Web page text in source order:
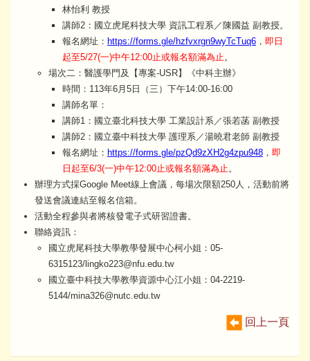
林怡利 教授
講師2：國立虎尾科技大學 資訊工程系／陳國益 副教授。
報名網址： https://forms.gle/hzfvxrgn9wyTcTuq6 ， 即日
起至5/27(一)中午12:00止或報名額滿為止。
場次二：醫護學門及【專案-USR】《中科主辦》
時間：113年6月5日（三）下午14:00-16:00
講師名單：
講師1：國立臺北科技大學 工業設計系／張若菡 副教授
講師2：國立臺中科技大學 護理系／湯曉君老師 副教授
報名網址： https://forms.gle/pzQd9zXH2g4zpu948 ， 即
日起至6/3(一)中午12:00止或報名額滿為止。
辦理方式採Google Meet線上會議，每場次限額250人，活動前將
發送會議連結至報名信箱。
活動全程參與者將核發電子式研習證書。
聯絡資訊：
國立虎尾科技大學教學發展中心柯小姐：05-
6315123/lingko223@nfu.edu.tw
國立臺中科技大學教學資源中心江小姐：04-2219-
5144/mina326@nutc.edu.tw
回上一頁